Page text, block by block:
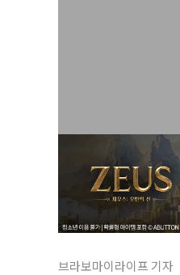
브라보마이라이프 기자